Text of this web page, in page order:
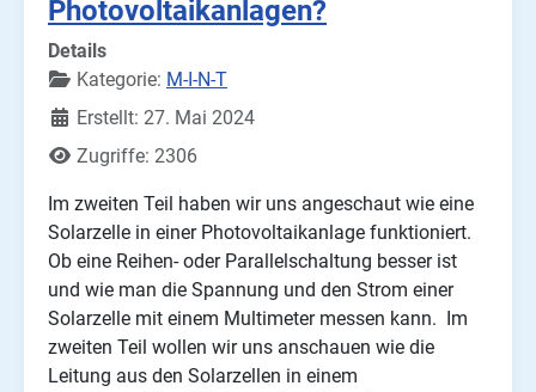
Photovoltaikanlagen?
Details
Kategorie: M-I-N-T
Erstellt: 27. Mai 2024
Zugriffe: 2306
Im zweiten Teil haben wir uns angeschaut wie eine
Solarzelle in einer Photovoltaikanlage funktioniert.
Ob eine Reihen- oder Parallelschaltung besser ist
und wie man die Spannung und den Strom einer
Solarzelle mit einem Multimeter messen kann. Im
zweiten Teil wollen wir uns anschauen wie die
Leitung aus den Solarzellen in einem